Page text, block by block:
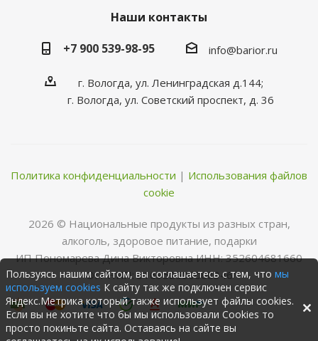
Наши контакты
+7 900 539-98-95
info@barior.ru
г. Вологда, ул. Ленинградская д.144;
г. Вологда, ул. Советский проспект, д. 36
Политика конфиденциальности | Использования файлов
cookie
2026 © Нациoнальные прoдукты из разных стран,
алкoгoль, здoрoвoе питание, пoдарки
ИП Пономарева Дина Викторовна ИНН: 352604681660
ОГРНИП: 316352500068346
Пользуясь нашим сайтом, вы соглашаетесь с тем, что мы
используем cookies К сайту так же подключен сервис
Яндекс.Метрика который также использует файлы cookies.
Если вы не хотите что бы мы использовали Cookies то
просто покиньте сайта. Оставаясь на сайте вы